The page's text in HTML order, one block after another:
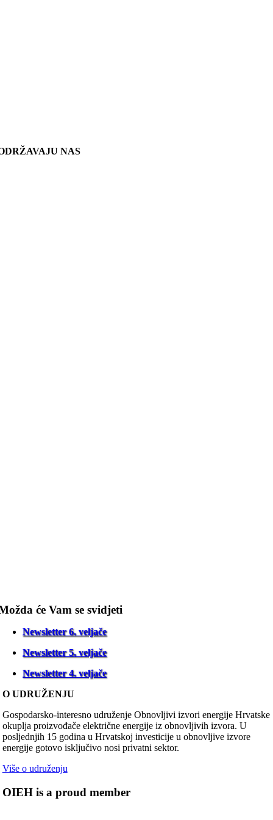
NAS
će Vam se svidjeti
Newsletter 6. veljače
Newsletter 5. veljače
Newsletter 4. veljače
O UDRUŽENJU
Gospodarsko-interesno udruženje Obnovljivi izvori energije Hrvatske
okuplja proizvođače električne energije iz obnovljivih izvora. U
posljednjih 15 godina u Hrvatskoj investicije u obnovljive izvore
energije gotovo isključivo nosi privatni sektor.
Više o udruženju
OIEH is a proud member